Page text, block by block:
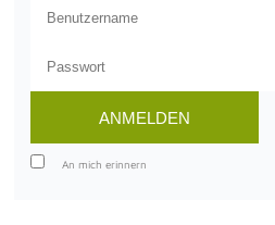
An mich erinnern